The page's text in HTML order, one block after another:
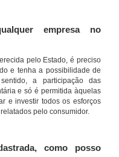
empresa no
pelo Estado, é preciso
e tenha a possibilidade de
a participação das
e só é permitida àquelas
e investir todos os esforços
pelo consumidor.
como posso